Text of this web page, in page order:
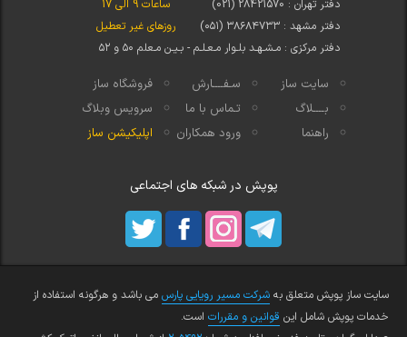
دفتر تهران : 28421570 (021)
دفتر مشهد : ۳۸۶۸۴۷۳۳ (۰۵۱)
ساعات 9 الی 17
روزهای غیر تعطیل
دفتر مرکزی : مـشـهـد بلـوار مـعـلـم - بـیـن مـعلم ۵۰ و ۵۲
سایت ساز سـفــــارش
فروشگاه ساز
بــــلاگ
تـماس با ما
سرویس وبلاگ
راهنما
ورود همکاران اپلیکیشن ساز
پوپش در شبکه های اجتماعی
سایت ساز پوپش متعلق به شرکت مسیر رویایی پارس می باشد و هرگونه استفاده از
خدمات پوپش شامل این قوانین و مقررات است.